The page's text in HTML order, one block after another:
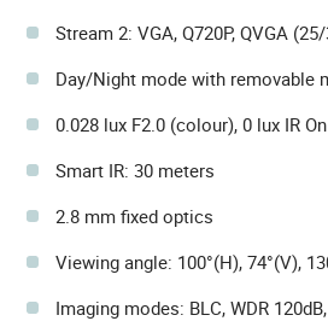
Stream 2: VGA, Q720P, QVGA
Day/Night mode with removable
0.028 lux F2.0 (colour), 0 lux IR On
Smart IR: 30 meters
2.8 mm fixed optics
Viewing angle: 100°(H), 74°(V),
Imaging modes: BLC, WDR